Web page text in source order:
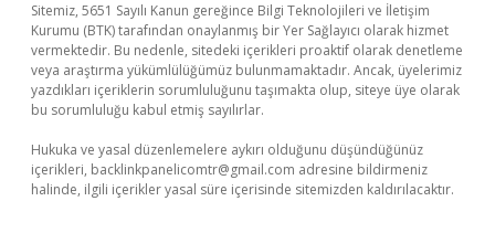
Sitemiz, 5651 Sayılı Kanun gereğince Bilgi Teknolojileri ve İletişim
Kurumu (BTK) tarafından onaylanmış bir Yer Sağlayıcı olarak hizmet
vermektedir. Bu nedenle, sitedeki içerikleri proaktif olarak denetleme
veya araştırma yükümlülüğümüz bulunmamaktadır. Ancak, üyelerimiz
yazdıkları içeriklerin sorumluluğunu taşımakta olup, siteye üye olarak
bu sorumluluğu kabul etmiş sayılırlar.
Hukuka ve yasal düzenlemelere aykırı olduğunu düşündüğünüz
içerikleri, backlinkpanelicomtr@gmail.com adresine bildirmeniz
halinde, ilgili içerikler yasal süre içerisinde sitemizden kaldırılacaktır.